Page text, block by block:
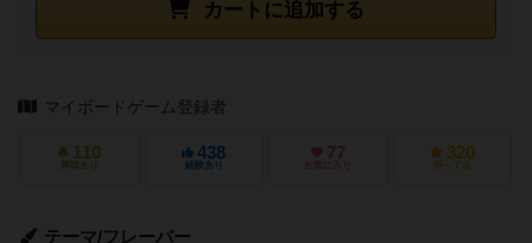
カートに追加する
マイボードゲーム登録者
110
興味あり
438
経験あり
77
お気に入り
320
持ってる
テーマ/フレーバー